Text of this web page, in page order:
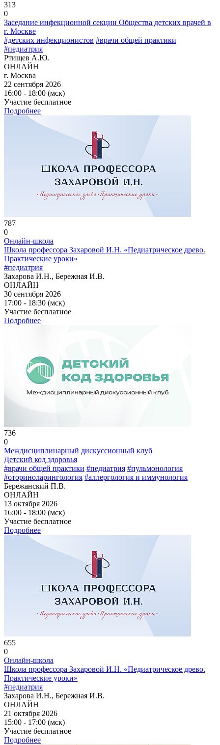
313
0
Заседание инфекционной секции Общества детских врачей в
г. Москве
#детских инфекционистов #врачи общей практики
#педиатрия
Ртищев А.Ю.
ОНЛАЙН
г. Москва
22 сентября 2026
16:00 - 18:00 (мск)
Участие бесплатное
Подробнее
787
0
Онлайн-школа
Школа профессора Захаровой И.Н. «Педиатрическое древо.
Практические уроки»
#педиатрия
Захарова И.Н., Бережная И.В.
ОНЛАЙН
30 сентября 2026
17:00 - 18:30 (мск)
Участие бесплатное
Подробнее
736
0
Междисциплинарный дискуссионный клуб
Детский код здоровья
#врачи общей практики #педиатрия #пульмонология
#оториноларингология #аллергология и иммунология
Бережанский П.В.
ОНЛАЙН
13 октября 2026
16:00 - 18:00 (мск)
Участие бесплатное
Подробнее
655
0
Онлайн-школа
Школа профессора Захаровой И.Н. «Педиатрическое древо.
Практические уроки»
#педиатрия
Захарова И.Н., Бережная И.В.
ОНЛАЙН
21 октября 2026
15:00 - 17:00 (мск)
Участие бесплатное
Подробнее